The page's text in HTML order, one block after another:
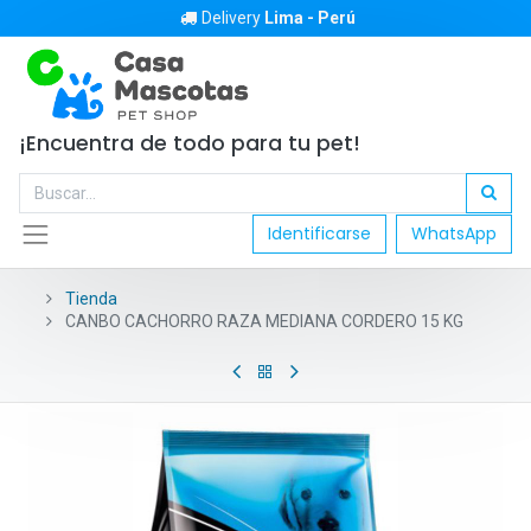
Delivery Lima - Perú
¡Encuentra de todo para tu pet!
Identificarse WhatsApp
Tienda
CANBO CACHORRO RAZA MEDIANA CORDERO 15 KG